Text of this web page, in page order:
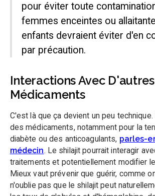
pour éviter toute
femmes enceintes ou
enfants devraient éviter d'en
par précaution.
Interactions Avec D'autres
Médicaments
C'est là que ça devient un peu
des médicaments, notamment pour la
diabète ou des anticoagulants, parles-
médecin. Le shilajit pourrait interagir
traitements et potentiellement modifier
Mieux vaut prévenir que guérir, comme
n'oublie pas que le shilajit peut